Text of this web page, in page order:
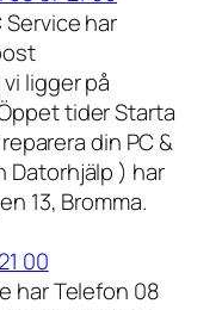
Service har
ligger på
tider Starta
din PC &
Datorhjälp ) har
13, Bromma.
00
har Telefon 08